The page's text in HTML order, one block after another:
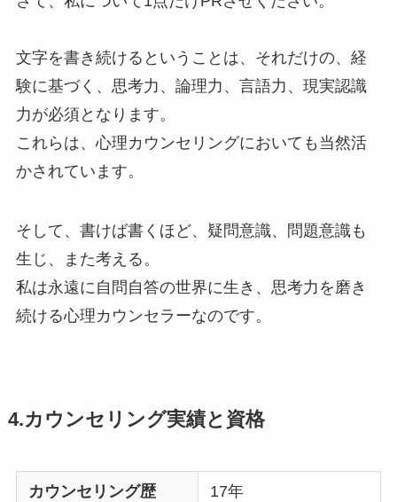
文字を書き続けるということは、それだけの、経
験に基づく、思考力、論理力、言語力、現実認識
力が必須となります。
これらは、心理カウンセリングにおいても当然活
かされています。
そして、書けば書くほど、疑問意識、問題意識も
生じ、また考える。
私は永遠に自問自答の世界に生き、思考力を磨き
続ける心理カウンセラーなのです。
4.カウンセリング実績と資格
カウンセリング歴 17年